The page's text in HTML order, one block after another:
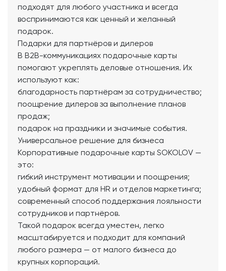
подходят для любого участника и всегда
воспринимаются как ценный и желанный
подарок.
Подарки для партнёров и дилеров
В B2B-коммуникациях подарочные карты
помогают укреплять деловые отношения. Их
используют как:
благодарность партнёрам за сотрудничество;
поощрение дилеров за выполнение планов
продаж;
подарок на праздники и значимые события.
Универсальное решение для бизнеса
Корпоративные подарочные карты SOKOLOV —
это:
гибкий инструмент мотивации и поощрения;
удобный формат для HR и отделов маркетинга;
современный способ поддержания лояльности
сотрудников и партнёров.
Такой подарок всегда уместен, легко
масштабируется и подходит для компаний
любого размера — от малого бизнеса до
крупных корпораций.